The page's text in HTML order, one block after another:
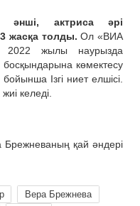
әнші, актриса әрі
жасқа толды. Ол «ВИА
2022 жылы наурызда
көмектесу
Ізгі ниет елшісі.
келеді.
Брежневаның қай әндері
Вера Брежнева